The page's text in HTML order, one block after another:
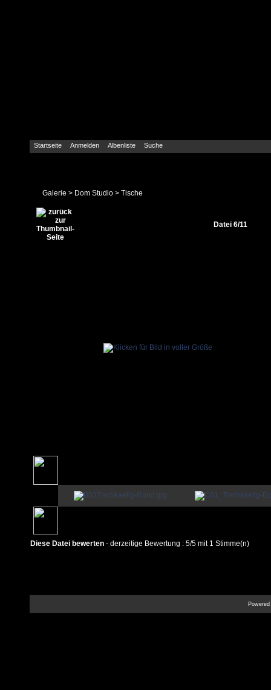
Startseite Anmelden Albenliste Suche
Galerie > Dom Studio > Tische
Datei 6/11
Diese Datei bewerten - derzeitige Bewertung : 5/5 mit 1 Stimme(n)